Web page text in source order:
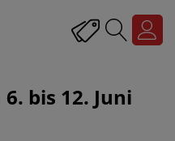
bis 12. Juni